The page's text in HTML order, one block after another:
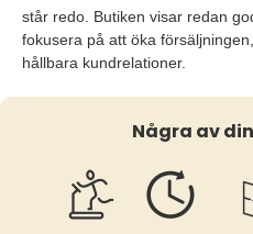
står redo. Butiken visar redan
fokusera på att öka
hållbara kundrelationer.
Några av